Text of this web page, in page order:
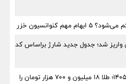
کنوانسیون خزر
واریز شد؛ جدول جدید شارژ براساس کد
قیمت طلا امروز ۱۵ مرداد ۱۴۰۵؛ طلا ۱۸ میلیون و ۷۰۰ هزار تومان را